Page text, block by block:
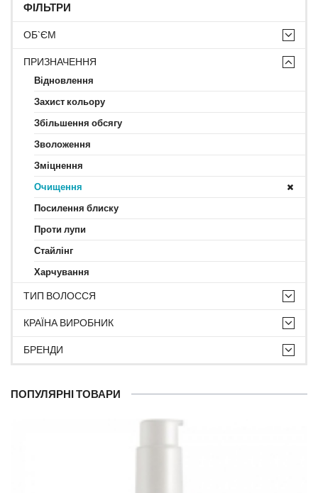
ФІЛЬТРИ
ОБ`ЄМ
ПРИЗНАЧЕННЯ
Відновлення
Захист кольору
Збільшення обсягу
Зволоження
Зміцнення
Очищення
Посилення блиску
Проти лупи
Стайлінг
Харчування
ТИП ВОЛОССЯ
КРАЇНА ВИРОБНИК
БРЕНДИ
ПОПУЛЯРНІ ТОВАРИ